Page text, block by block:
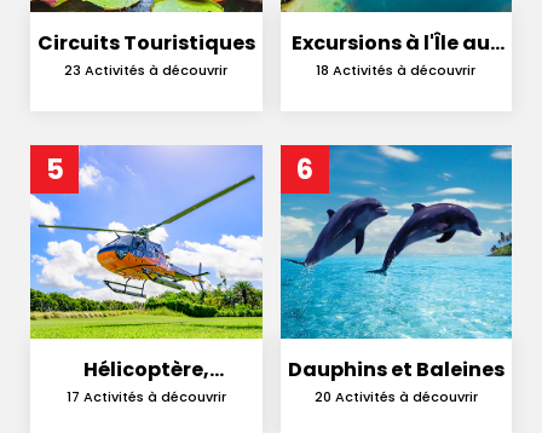
Circuits Touristiques
23 Activités à découvrir
Excursions à l'Île aux
Cerfs
18 Activités à découvrir
5
Hélicoptère,
Hydravion et
17 Activités à découvrir
6
Dauphins et Baleines
20 Activités à découvrir